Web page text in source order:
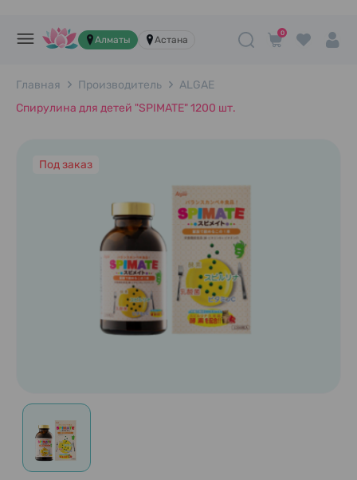
Алматы Астана
0
Главная Производитель
ALGAE
Спирулина для детей "SPIMATE" 1200 шт.
Под заказ